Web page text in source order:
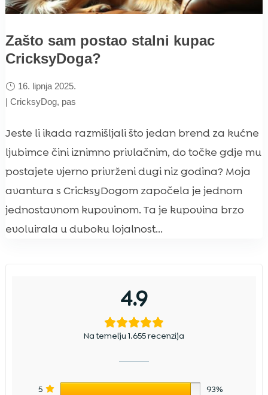
Zašto sam postao stalni kupac
CricksyDoga?
16. lipnja 2025.
| CricksyDog, pas
Jeste li ikada razmišljali što jedan brend za kućne
ljubimce čini iznimno privlačnim, do točke gdje mu
postajete vjerno privrženi dugi niz godina? Moja
avantura s CricksyDogom započela je jednom
jednostavnom kupovinom. Ta je kupovina brzo
evoluirala u duboku lojalnost...
4.9
Na temelju 1.655 recenzija
5 93%